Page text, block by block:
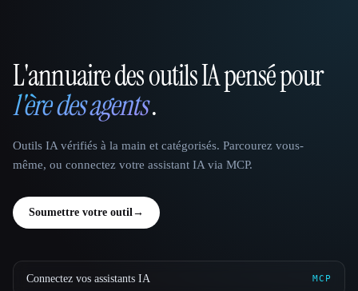
That AI Collection
L'annuaire des outils IA pensé pour
l'ère des agents.
Outils IA vérifiés à la main et catégorisés. Parcourez vous-
même, ou connectez votre assistant IA via MCP.
Soumettre votre outil→
Connectez vos assistants IA MCP